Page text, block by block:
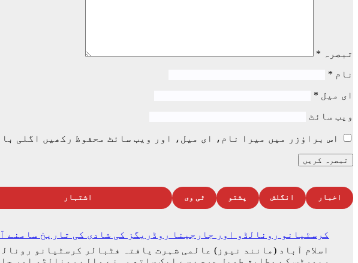
تبصرہ *
نام *
ای میل *
ویب‌ سائٹ
اس براؤزر میں میرا نام، ای میل، اور ویب سائٹ محفوظ رکھیں اگلی
اخبار انگلش پشتو ٹی وی اشتہار
کرسٹیانو رونالڈو اور جارجینا روڈریگز کی شادی کی تاریخ سامنے
اسلام آباد (مانند نیوز) عالمی شہرت یافتہ فٹبالر کرسٹیانو
رپورٹس کے مطابق طویل عرصے سے ایک ساتھ رہنے والے رونالڈو اور